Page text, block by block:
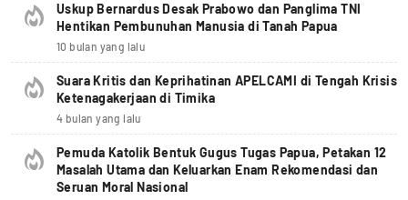
Uskup Bernardus Desak Prabowo dan Panglima TNI
Hentikan Pembunuhan Manusia di Tanah Papua
10 bulan yang lalu
Suara Kritis dan Keprihatinan APELCAMI di Tengah Krisis
Ketenagakerjaan di Timika
4 bulan yang lalu
Pemuda Katolik Bentuk Gugus Tugas Papua, Petakan 12
Masalah Utama dan Keluarkan Enam Rekomendasi dan
Seruan Moral Nasional